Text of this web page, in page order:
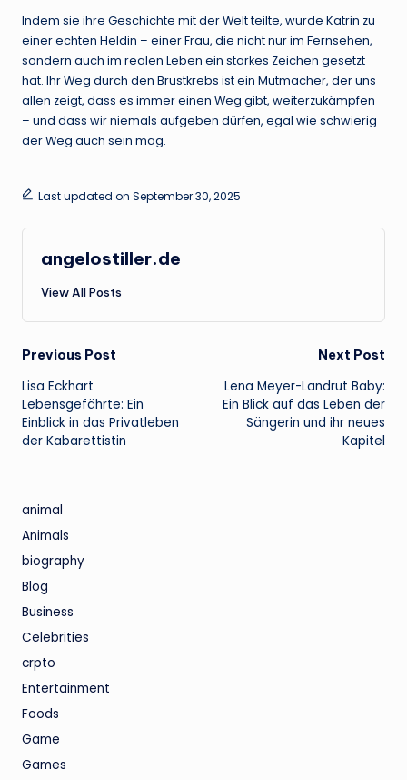
Indem sie ihre Geschichte mit der Welt teilte, wurde Katrin zu
einer echten Heldin – einer Frau, die nicht nur im Fernsehen,
sondern auch im realen Leben ein starkes Zeichen gesetzt
hat. Ihr Weg durch den Brustkrebs ist ein Mutmacher, der uns
allen zeigt, dass es immer einen Weg gibt, weiterzukämpfen
– und dass wir niemals aufgeben dürfen, egal wie schwierig
der Weg auch sein mag.
Last updated on September 30, 2025
angelostiller.de
View All Posts
Post
navigation
Previous Post
Lisa Eckhart
Lebensgefährte: Ein
Einblick in das Privatleben
der Kabarettistin
Next Post
Lena Meyer-Landrut Baby:
Ein Blick auf das Leben der
Sängerin und ihr neues
Kapitel
animal
Animals
biography
Blog
Business
Celebrities
crpto
Entertainment
Foods
Game
Games